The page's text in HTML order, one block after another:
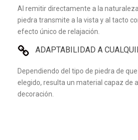
Al remitir directamente a la
piedra transmite a la vista y al tacto
efecto único de relajación.
ADAPTABILIDAD A
Dependiendo del tipo de piedra de
elegido, resulta un material capaz de
decoración.